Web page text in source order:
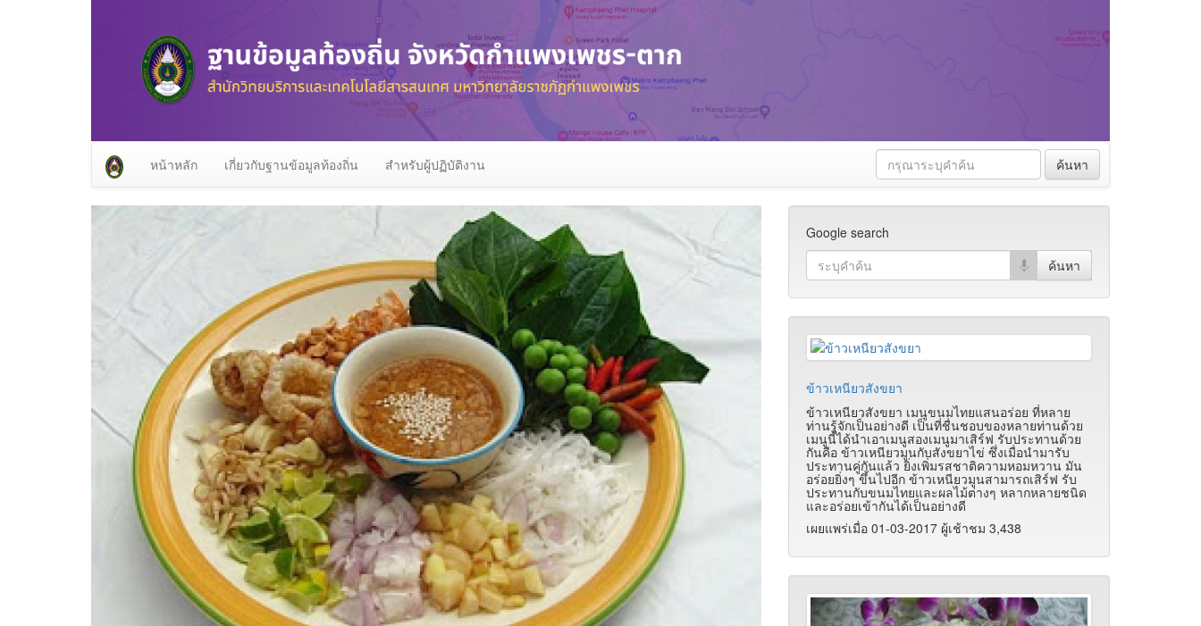
หน้าหลัก เกี่ยวกับฐานข้อมูลท้องถิ่น สำหรับผู้ปฏิบัติงาน ค้นหา
Google search
ข้าวเหนียวสังขยา
ข้าวเหนียวสังขยา เมนูขนมไทยแสนอร่อย ที่หลาย
ท่านรู้จักเป็นอย่างดี เป็นที่ชื่นชอบของหลายท่านด้วย
เมนูนี้ได้นำเอาเมนูสองเมนูมาเสิร์ฟ รับประทานด้วย
กันคือ ข้าวเหนียวมูนกับสังขยาไข่ ซึ่งเมื่อนำมารับ
ประทานคู่กันแล้ว ยิ่งเพิ่มรสชาติความหอมหวาน มัน
อร่อยยิ่งๆ ขึ้นไปอีก ข้าวเหนียวมูนสามารถเสิร์ฟ รับ
ประทานกับขนมไทยและผลไม้ต่างๆ หลากหลายชนิด
และอร่อยเข้ากันได้เป็นอย่างดี
เผยแพร่เมื่อ 01-03-2017 ผู้เช้าชม 3,438